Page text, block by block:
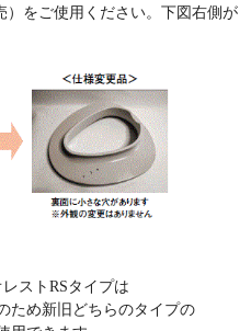
）をご使用ください。下図右側が
ストRSタイプは
ため新旧どちらのタイプの